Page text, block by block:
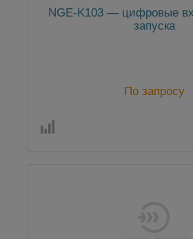
NGE-K103 — цифровые
запуска
По запросу